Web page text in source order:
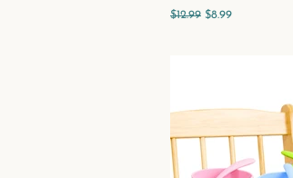
Precio
$12.99 Precio
$8.99